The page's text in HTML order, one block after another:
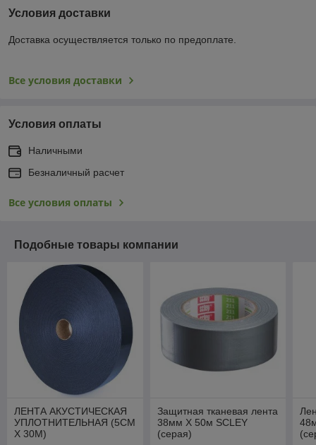
Условия доставки
Доставка осуществляется только по предоплате.
Все условия доставки
Условия оплаты
Наличными
Безналичный расчет
Все условия оплаты
Подобные товары компании
ЛЕНТА АКУСТИЧЕСКАЯ
УПЛОТНИТЕЛЬНАЯ (5СМ
Х 30М)
Защитная тканевая лента
38мм Х 50м SCLEY
(серая)